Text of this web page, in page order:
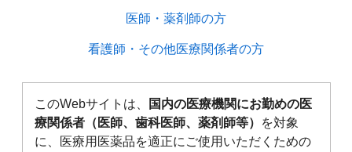
医師・薬剤師の方​
看護師・その他医療関係者の方​
このWebサイトは、
国内の医療機関にお勤めの医
療関係者（医師、歯科医師、薬剤師等）
を対象
に、医療用医薬品を適正にご使用いただくための